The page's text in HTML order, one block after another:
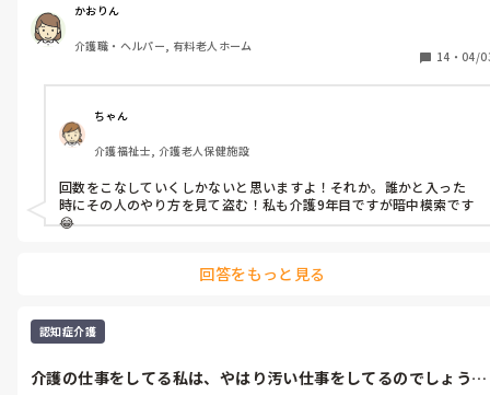
かおりん
介護職・ヘルパー, 有料老人ホーム
14 ・ 04/
ちゃん
介護福祉士, 介護老人保健施設
回数をこなしていくしかないと思いますよ！それか。誰かと入った
時にその人のやり方を見て盗む！私も介護9年目ですが暗中模索です
😂
回答をもっと見る
認知症介護
介護の仕事をしてる私は、やはり汚い仕事をしてるのでしょう